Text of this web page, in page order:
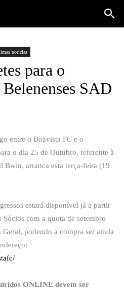
notícias
para o
SAD
entre o Boavista FC e o
o dia 25 de Outubro, referente à
Bwin, arranca esta terça-feira (19
estará disponível já a partir
Sócios com a quota de setembro
podendo a compra ser ainda
ONLINE devem ser